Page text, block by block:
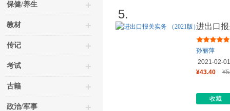
保健/养生
教材
传记
考试
古籍
政治/军事
5.
进出口
孙丽萍
2021-02-01
¥43.40
收藏